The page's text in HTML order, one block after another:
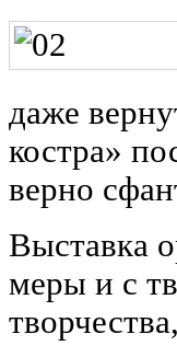
даже
костра»
верно
Выставка
меры и с